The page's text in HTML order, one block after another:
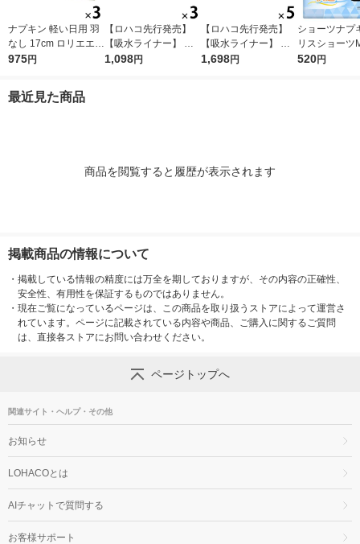
ナプキン 軽い日用 羽
なし 17cm ロリエエフ
しあわせ素肌 超スリ
975円
【ロハコ先行発売】
【吸水ライナー】 ポ
イズ 10cc 17.5cm 無
1,098円
【ロハコ先行発売】
【吸水ライナー】 ポ
イズ 10cc 17.5cm 無
1,698円
ショーツナプ
リスショーツ
スブルー夏企
520円
最近見た商品
商品を閲覧すると履歴が表示されます
掲載商品の情報について
・ 掲載している情報の精度には万全を期しておりますが、その内容の正確性、
安全性、有用性を保証するものではありません。
・ 現在ご覧になっているページは、この商品を取り扱うストアによって運営さ
れています。ページに記載されている内容や商品、ご購入に関するご質問
は、直接各ストアにお問い合わせください。
ページトップへ
関連サイト・ヘルプ・その他
お知らせ
LOHACOとは
AIチャットで質問する
お客様サポート